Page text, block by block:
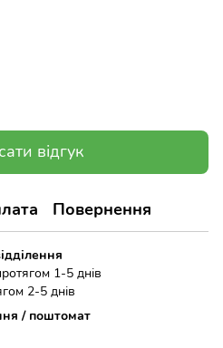
відгук
Повернення
1-5 днів
2-5 днів
/ поштомат